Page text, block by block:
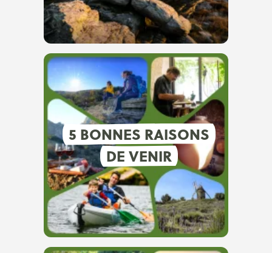
5 BONNES RAISONS
DE VENIR